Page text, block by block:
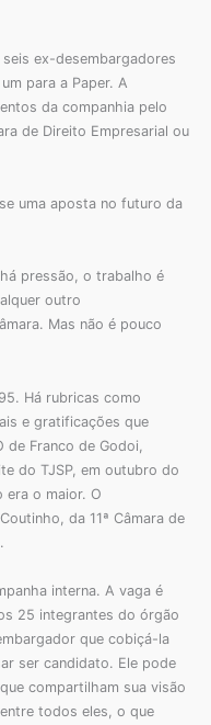
ex-desembargadores
para a Paper. A
da companhia pelo
de Direito Empresarial ou
uma aposta no futuro da
pressão, o trabalho é
outro
Mas não é pouco
Há rubricas como
e gratificações que
Franco de Godoi,
do TJSP, em outubro do
era o maior. O
da 11ª Câmara de
interna. A vaga é
25 integrantes do órgão
que cobiçá-la
ser candidato. Ele pode
compartilham sua visão
todos eles, o que